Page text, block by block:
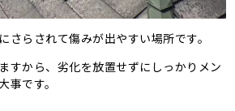
さらされて傷みが出やすい場所です。
すから、劣化を放置せずにしっかりメン
事です。